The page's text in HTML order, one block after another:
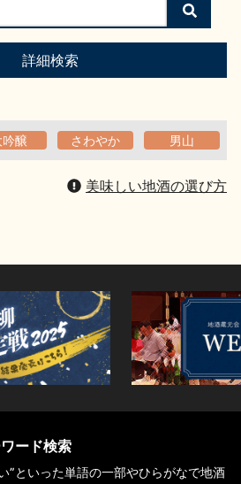
検
索
す
詳細検索
吟醸 さわやか 男山
美味しい地酒の選び方
ード検索
”といった単語の一部やひらがなで地酒